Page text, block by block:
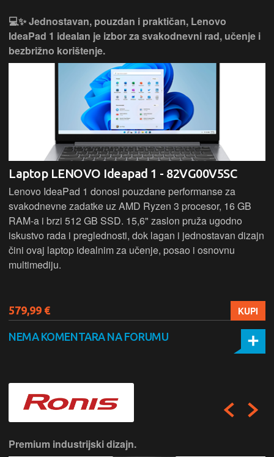
💻✨ Jednostavan, pouzdan i praktičan, Lenovo
IdeaPad 1 idealan je izbor za svakodnevni rad, učenje i
bezbrižno korištenje.
Laptop LENOVO Ideapad 1 - 82VG00V5SC
Lenovo IdeaPad 1 donosi pouzdane performanse za
svakodnevne zadatke uz AMD Ryzen 3 procesor, 16 GB
RAM-a i brzi 512 GB SSD. 15,6" zaslon pruža ugodno
iskustvo rada i preglednosti, dok lagan i jednostavan dizajn
čini ovaj laptop idealnim za učenje, posao i osnovnu
multimediju.
579,99 € KUPI
NEMA KOMENTARA NA FORUMU
Premium industrijski dizajn.